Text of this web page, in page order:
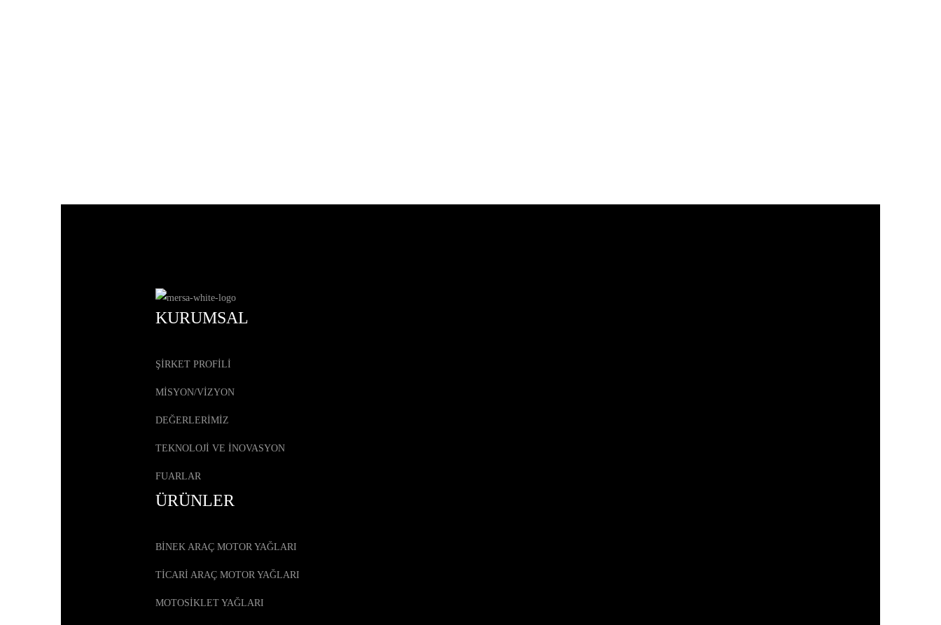
KURUMSAL
ŞİRKET PROFİLİ
MİSYON/VİZYON
DEĞERLERİMİZ
TEKNOLOJİ VE İNOVASYON
FUARLAR
ÜRÜNLER
BİNEK ARAÇ MOTOR YAĞLARI
TİCARİ ARAÇ MOTOR YAĞLARI
MOTOSİKLET YAĞLARI